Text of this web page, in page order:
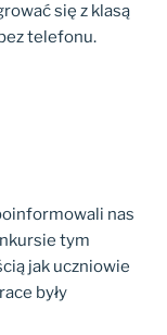
się z klasą
telefonu.
nas
tym
jak uczniowie
były